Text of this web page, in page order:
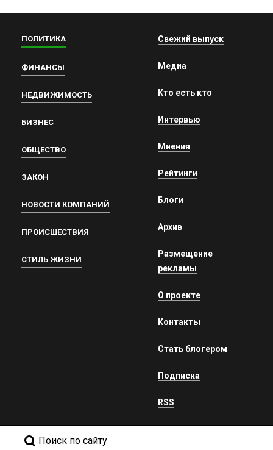
ПОЛИТИКА
ФИНАНСЫ
НЕДВИЖИМОСТЬ
БИЗНЕС
ОБЩЕСТВО
ЗАКОН
НОВОСТИ КОМПАНИЙ
ПРОИСШЕСТВИЯ
СТИЛЬ ЖИЗНИ
Свежий выпуск
Медиа
Кто есть кто
Интервью
Мнения
Рейтинги
Блоги
Архив
Размещение
рекламы
О проекте
Контакты
Стать блогером
Подписка
RSS
Поиск по сайту